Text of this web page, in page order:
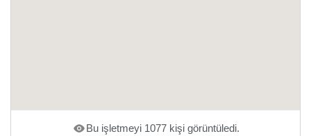
Bu işletmeyi 1077 kişi görüntüledi.